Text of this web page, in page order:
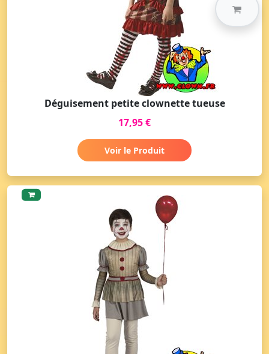
Déguisement petite clownette tueuse
17,95 €
Voir le Produit